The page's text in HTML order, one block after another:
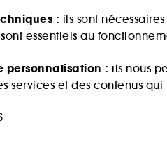
: ils sont
essentiels au
personnalisation : ils nous
services et des contenus